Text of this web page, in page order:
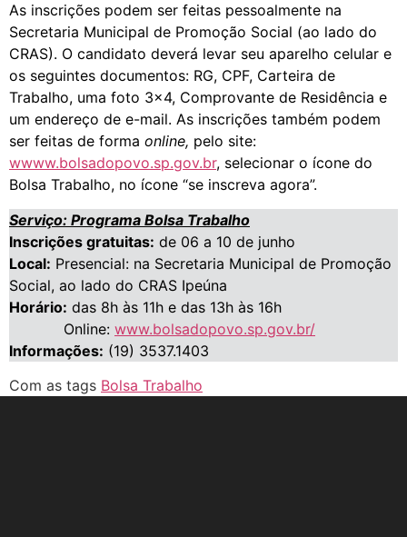
As inscrições podem ser feitas pessoalmente na
Secretaria Municipal de Promoção Social (ao lado do
CRAS). O candidato deverá levar seu aparelho celular e
os seguintes documentos: RG, CPF, Carteira de
Trabalho, uma foto 3×4, Comprovante de Residência e
um endereço de e-mail. As inscrições também podem
ser feitas de forma online, pelo site:
wwww.bolsadopovo.sp.gov.br, selecionar o ícone do
Bolsa Trabalho, no ícone “se inscreva agora”.
Serviço: Programa Bolsa Trabalho
Inscrições gratuitas: de 06 a 10 de junho
Local: Presencial: na Secretaria Municipal de Promoção
Social, ao lado do CRAS Ipeúna
Horário: das 8h às 11h e das 13h às 16h
Online: www.bolsadopovo.sp.gov.br/
Informações: (19) 3537.1403
Com as tags Bolsa Trabalho